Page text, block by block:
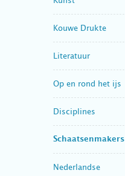
Kouwe Drukte
Literatuur
Op en rond het ijs
Disciplines
Schaatsenmakers
Nederlandse